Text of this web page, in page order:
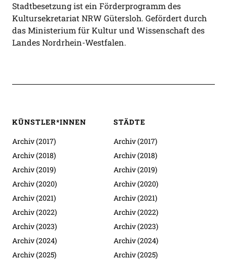
Stadtbesetzung ist ein Förderprogramm des
Kultursekretariat NRW Gütersloh. Gefördert durch
das Ministerium für Kultur und Wissenschaft des
Landes Nordrhein-Westfalen.
KÜNSTLER*INNEN
Archiv (2017)
Archiv (2018)
Archiv (2019)
Archiv (2020)
Archiv (2021)
Archiv (2022)
Archiv (2023)
Archiv (2024)
Archiv (2025)
STÄDTE
Archiv (2017)
Archiv (2018)
Archiv (2019)
Archiv (2020)
Archiv (2021)
Archiv (2022)
Archiv (2023)
Archiv (2024)
Archiv (2025)